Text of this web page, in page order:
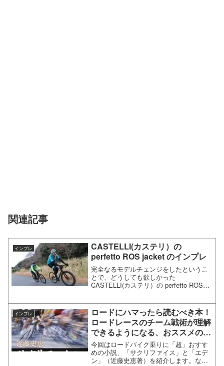
関連記事
インプレ
CASTELLI(カステリ）の
perfetto ROS jacket のインプレ
完全なるモデルチェンジをしたというこ
とで、どうしても欲しかった
CASTELLI(カステリ）の perfetto ROS
ころ、サイバーマンデーより今の年末年
始セールの方が安くなってる！！けどま
ぁいい...
インプレ
ロードにハマったら読むべき本！
ロードレースのチーム戦術が理解
できるようになる、おススメの小
説「サクリファイス」と「エデ
ン」
今回はロードバイク乗りに「超」おすす
めの小説、「サクリファイス」と「エデ
ン」（近藤史恵著）を紹介します。なん